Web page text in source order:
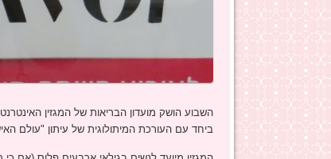
השבוע הושק מועדון הבריאות של המגזין
ביחד עם העורכת המיתולוגית של עיתון "עולם